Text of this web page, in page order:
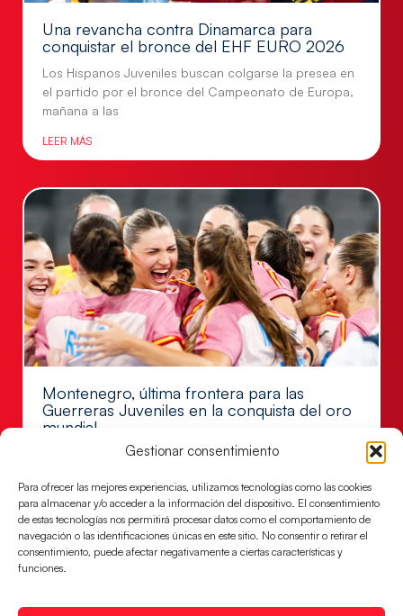
Gestionar consentimiento
Para ofrecer las mejores experiencias, utilizamos tecnologías como las cookies
para almacenar y/o acceder a la información del dispositivo. El consentimiento
de estas tecnologías nos permitirá procesar datos como el comportamiento de
navegación o las identificaciones únicas en este sitio. No consentir o retirar el
consentimiento, puede afectar negativamente a ciertas características y
funciones.
Una revancha contra Dinamarca para
conquistar el bronce del EHF EURO 2026
Los Hispanos Juveniles buscan colgarse la presea en
el partido por el bronce del Campeonato de Europa,
mañana a las
LEER MÁS
Montenegro, última frontera para las
Guerreras Juveniles en la conquista del oro
mundial
El conjunto dirigido por Cristina Cabeza buscará
Mundo ante la
LEER MÁS